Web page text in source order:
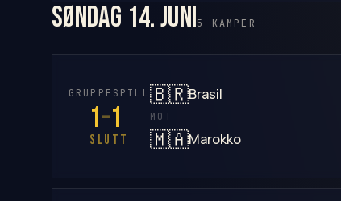
søndag 14. juni5 KAMPER
GRUPPESPILL
1–1
SLUTT
🇧🇷Brasil
MOT
🇲🇦Marokko